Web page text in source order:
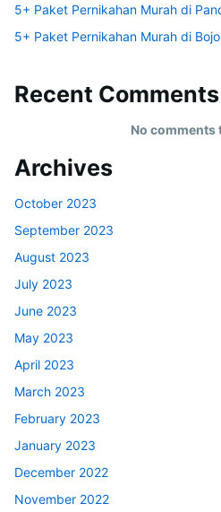
5+ Paket Pernikahan Murah di
5+ Paket Pernikahan Murah di
Recent Comments
No comments
Archives
October 2023
September 2023
August 2023
July 2023
June 2023
May 2023
April 2023
March 2023
February 2023
January 2023
December 2022
November 2022